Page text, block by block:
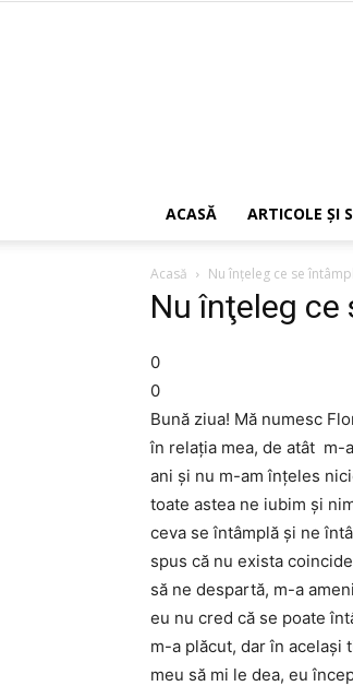
ACASĂ ARTICOLE ŞI
Acasă Nu înţeleg ce se
Nu înţeleg ce
0
0
Bună ziua! Mă numesc
în relaţia mea, de atât m-
ani şi nu m-am înţeles
toate astea ne iubim şi
ceva se întâmplă şi ne
spus că nu exista
să ne despartă, m-a
eu nu cred că se poate
m-a plăcut, dar în acelaşi
meu să mi le dea, eu